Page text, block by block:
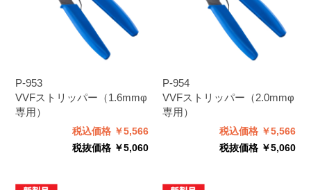
P-953
VVFストリッパー（1.6mmφ
専用）
税込価格 ￥5,566
税抜価格 ￥5,060
P-954
VVFストリッパー（2.0mmφ
専用）
税込価格 ￥5,566
税抜価格 ￥5,060